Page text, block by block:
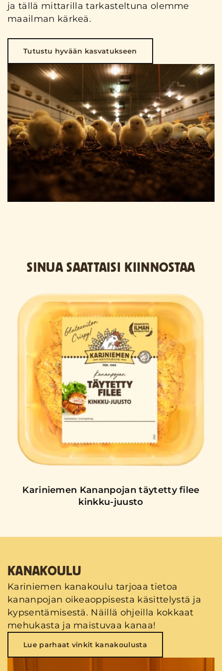
ja tällä mittarilla tarkasteltuna olemme
maailman kärkeä.
Tutustu hyvään kasvatukseen
SINUA SAATTAISI KIINNOSTAA
Kariniemen Kananpojan täytetty filee
kinkku-juusto
KANAKOULU
Kariniemen kanakoulu tarjoaa tietoa
kananpojan oikeaoppisesta käsittelystä ja
kypsentämisestä. Näillä ohjeilla kokkaat
mehukasta ja maistuvaa kanaa!
Lue parhaat vinkit kanakoulusta